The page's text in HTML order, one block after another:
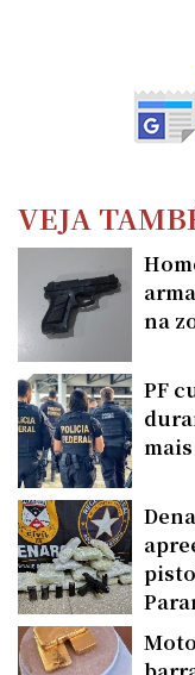
VEJA
na
PF